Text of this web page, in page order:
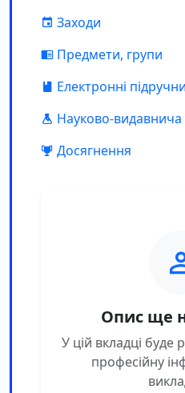
Заходи
Предмети, групи
Електронні
Науково-видавнича
Досягнення
Опис ще
У цій вкладці буде
професійну